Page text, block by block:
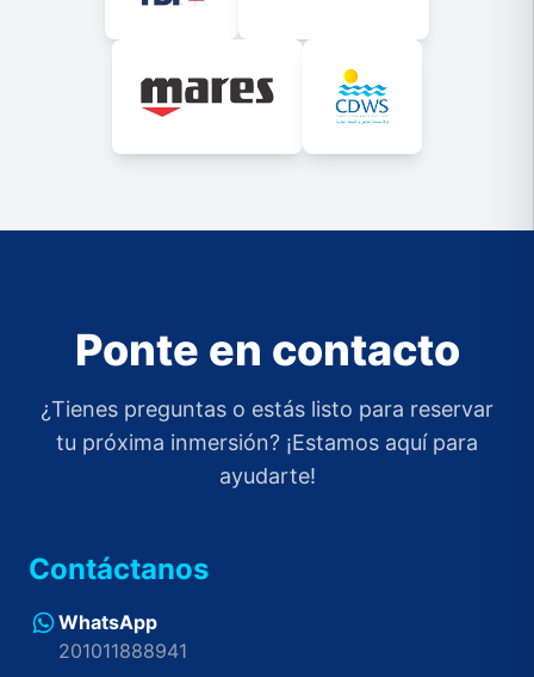
Ponte en contacto
¿Tienes preguntas o estás listo para reservar
tu próxima inmersión? ¡Estamos aquí para
ayudarte!
Contáctanos
WhatsApp
201011888941